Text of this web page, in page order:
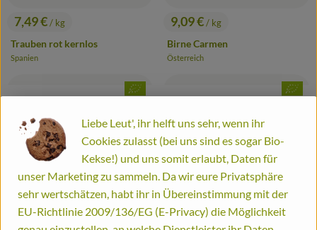
, Preis:
7,49 €/ kg
Trauben rot kernlos
, Herkunft:
Spanien
, Preis:
9,09 €/ kg
Birne Carmen
, Herkunft:
Österreich
, Verband: , Verband:
Liebe Leut', ihr helft uns sehr, wenn ihr
Cookies zulasst (bei uns sind es sogar Bio-
Kekse!) und uns somit erlaubt, Daten für
unser Marketing zu sammeln. Da wir eure Privatsphäre
sehr wertschätzen, habt ihr in Übereinstimmung mit der
EU-Richtlinie 2009/136/EG (E-Privacy) die Möglichkeit